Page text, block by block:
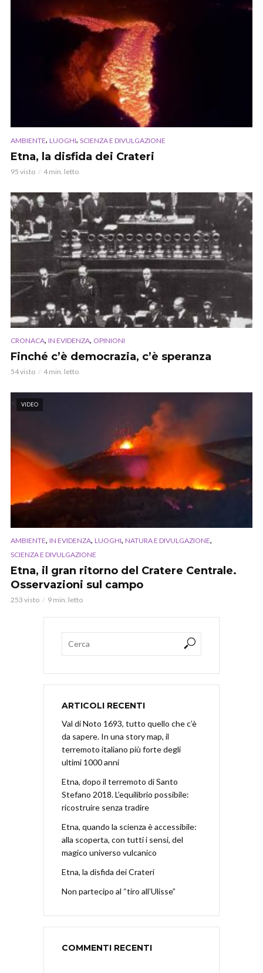
AMBIENTE, LUOGHI, SCIENZA E DIVULGAZIONE
Etna, la disfida dei Crateri
95 visto 4 min. letto
CRONACA, IN EVIDENZA, OPINIONI
Finché c’è democrazia, c’è speranza
54 visto 4 min. letto
VIDEO
AMBIENTE, IN EVIDENZA, LUOGHI, NATURA E DIVULGAZIONE,
SCIENZA E DIVULGAZIONE
Etna, il gran ritorno del Cratere Centrale.
Osservazioni sul campo
253 visto 9 min. letto
ARTICOLI RECENTI
Val di Noto 1693, tutto quello che c’è
da sapere. In una story map, il
terremoto italiano più forte degli
ultimi 1000 anni
Etna, dopo il terremoto di Santo
Stefano 2018. L’equilibrio possibile:
ricostruire senza tradire
Etna, quando la scienza è accessibile:
alla scoperta, con tutti i sensi, del
magico universo vulcanico
Etna, la disfida dei Crateri
Non partecipo al “tiro all’Ulisse”
COMMENTI RECENTI